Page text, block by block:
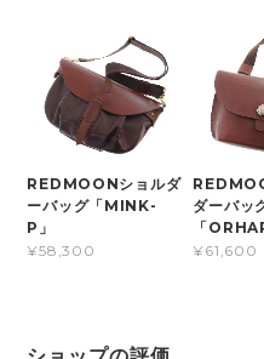
REDMOONショルダ
ーバッグ「MINK-
P」
¥58,300
ダーバッ
「
¥61,600